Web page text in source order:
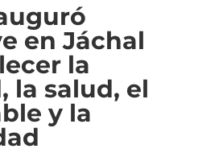
en Jáchal
la
la salud, el
y la